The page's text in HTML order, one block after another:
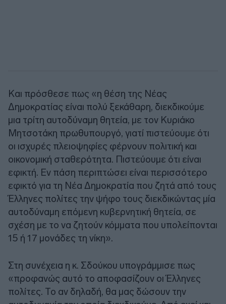
Και πρόσθεσε πως «η θέση της Νέας
Δημοκρατίας είναι πολύ ξεκάθαρη, διεκδικούμε
μια τρίτη αυτοδύναμη θητεία, με τον Κυριάκο
Μητσοτάκη πρωθυπουργό, γιατί πιστεύουμε ότι
οι ισχυρές πλειοψηφίες φέρνουν πολιτική και
οικονομική σταθερότητα. Πιστεύουμε ότι είναι
εφικτή. Εν πάση περιπτώσει είναι περισσότερο
εφικτό για τη Νέα Δημοκρατία που ζητά από τους
Έλληνες πολίτες την ψήφο τους διεκδικώντας μία
αυτοδύναμη επόμενη κυβερνητική θητεία, σε
σχέση με το να ζητούν κόμματα που υπολείπονται
15 ή 17 μονάδες τη νίκη».
Στη συνέχεια η κ. Σδούκου υπογράμμισε πως
«προφανώς αυτό το αποφασίζουν οι Έλληνες
πολίτες. Το αν δηλαδή, θα μας δώσουν την